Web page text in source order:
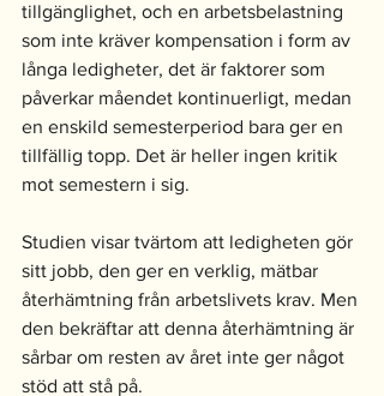
tillgänglighet, och en arbetsbelastning
som inte kräver kompensation i form av
långa ledigheter, det är faktorer som
påverkar måendet kontinuerligt, medan
en enskild semesterperiod bara ger en
tillfällig topp. Det är heller ingen kritik
mot semestern i sig.
Studien visar tvärtom att ledigheten gör
sitt jobb, den ger en verklig, mätbar
återhämtning från arbetslivets krav. Men
den bekräftar att denna återhämtning är
sårbar om resten av året inte ger något
stöd att stå på.